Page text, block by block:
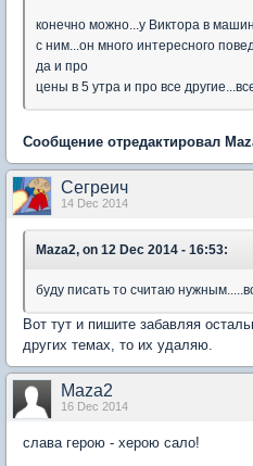
конечно можно...у Виктора в
с ним...он много интересного
да и про
цены в 5 утра и про все
Сообщение отредактировал
Сегреич
14 Dec 2014
Maza2, on 12 Dec 2014 - 16:53:
буду писать то считаю
Вот тут и пишите забавляя
других темах, то их удаляю.
Maza2
16 Dec 2014
слава герою - херою сало!